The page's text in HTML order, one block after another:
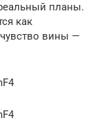
планы.
как
вины —